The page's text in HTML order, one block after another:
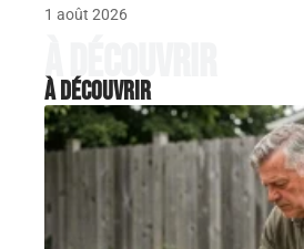
1 août 2026
À découvrir
À découvrir